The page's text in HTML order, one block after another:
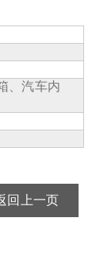
、汽车内
回上一页